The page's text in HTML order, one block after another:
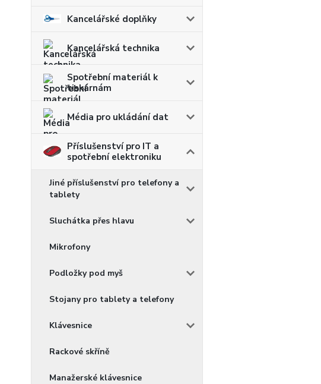
Kancelářské doplňky
Kancelářská technika
Spotřební materiál k
tiskárnám
Média pro ukládání dat
Příslušenství pro IT a
spotřební elektroniku
Jiné příslušenství pro telefony a
tablety
Sluchátka přes hlavu
Mikrofony
Podložky pod myš
Stojany pro tablety a telefony
Klávesnice
Rackové skříně
Manažerské klávesnice